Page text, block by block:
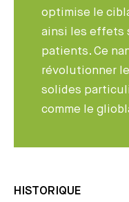
optimise le
ainsi les effets
patients. Ce
révolutionner
solides
comme le
HISTORIQUE